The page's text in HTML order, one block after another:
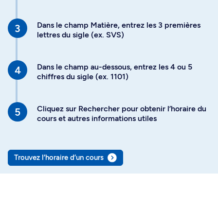
Dans le champ Matière, entrez les 3 premières
lettres du sigle (ex. SVS)
Dans le champ au-dessous, entrez les 4 ou 5
chiffres du sigle (ex. 1101)
Cliquez sur Rechercher pour obtenir l’horaire du
cours et autres informations utiles
Trouvez l’horaire d’un cours